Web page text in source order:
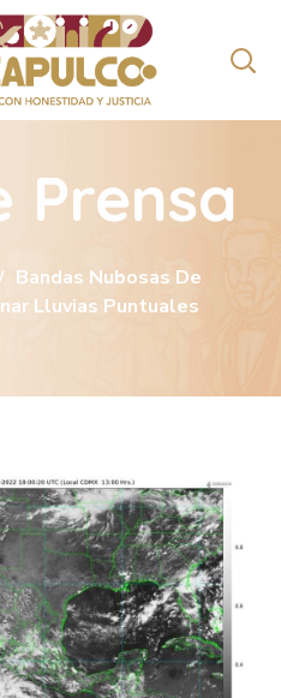
Prensa
Bandas Nubosas De
Lluvias Puntuales